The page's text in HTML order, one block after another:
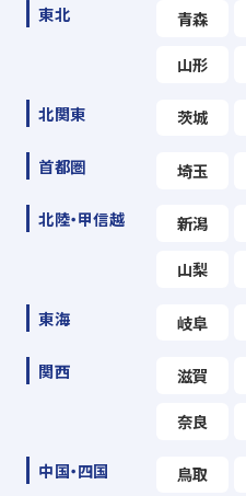
東北 青森
山形
北関東 茨城
首都圏 埼玉
北陸・甲信越 新潟
山梨
東海 岐阜
関西 滋賀
奈良
中国・四国 鳥取